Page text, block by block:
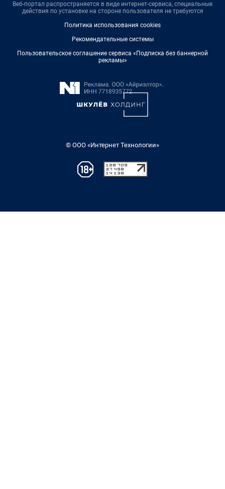
Веб-портал распространяется в виде интернет-сервиса, специальные
действия по установке на стороне пользователя не требуются
Политика использования cookies
Рекомендательные системы
Пользовательское соглашение сервиса «Подписка без баннерной
рекламы»
© ООО «Интернет Технологии»